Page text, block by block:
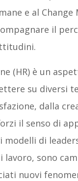
e al
il
(HR) è un
su diversi
dalla
il senso di
di
lavoro, sono
nuovi